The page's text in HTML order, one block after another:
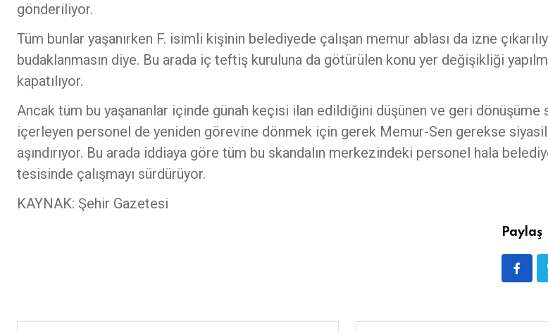
gönderiliyor.
Tüm bunlar yaşanırken F. isimli kişinin belediyede çalışan memur ablası da izne
budaklanmasın diye. Bu arada iç teftiş kuruluna da götürülen konu yer değişikliği
kapatılıyor.
Ancak tüm bu yaşananlar içinde günah keçisi ilan edildiğini düşünen ve geri dönüşüme
içerleyen personel de yeniden görevine dönmek için gerek Memur-Sen gerekse
aşındırıyor. Bu arada iddiaya göre tüm bu skandalın merkezindeki personel hala
tesisinde çalışmayı sürdürüyor.
KAYNAK: Şehir Gazetesi
Paylaş